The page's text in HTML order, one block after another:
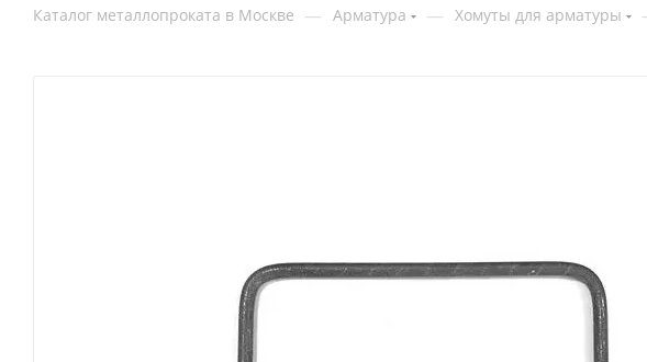
Каталог металлопроката в Москве — Арматура — Хомуты для арматуры